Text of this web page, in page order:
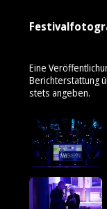
Eine
Berichterstattung
stets angeben.